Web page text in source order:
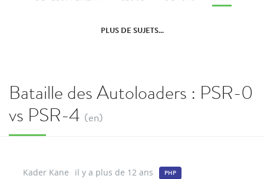
PLUS DE SUJETS...
Bataille des Autoloaders : PSR-0
vs PSR-4 (en)
Kader Kane il y a plus de 12 ans PHP